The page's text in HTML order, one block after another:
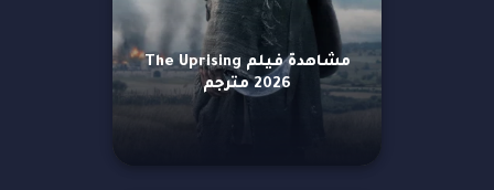
مشاهدة فيلم The Uprising
2026 مترجم